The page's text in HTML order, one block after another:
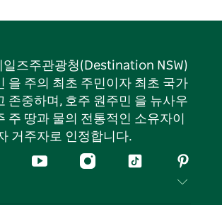
일즈주관광청(Destination NSW)
을 주의 최초 주민이자 최초 국가
존중하며, 호주 원주민 을 뉴사우
주 땅과 물의 전통적인 소유자이
거주자로 인정합니다.
유
인
틱
핀
터